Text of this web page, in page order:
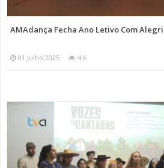
AMAdança Fecha Ano Letivo Com
01 Julho 2025 4 K